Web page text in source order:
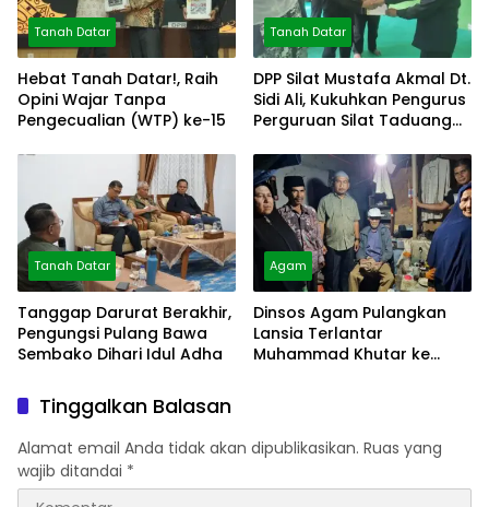
Tanah Datar
Hebat Tanah Datar!, Raih
Opini Wajar Tanpa
Pengecualian (WTP) ke-15
Tanah Datar
DPP Silat Mustafa Akmal Dt.
Sidi Ali, Kukuhkan Pengurus
Perguruan Silat Taduang
Tanah Datar
Tanggap Darurat Berakhir,
Pengungsi Pulang Bawa
Sembako Dihari Idul Adha
Agam
Dinsos Agam Pulangkan
Lansia Terlantar
Muhammad Khutar ke
Tinggalkan Balasan
Alamat email Anda tidak akan dipublikasikan. Ruas yang
wajib ditandai *